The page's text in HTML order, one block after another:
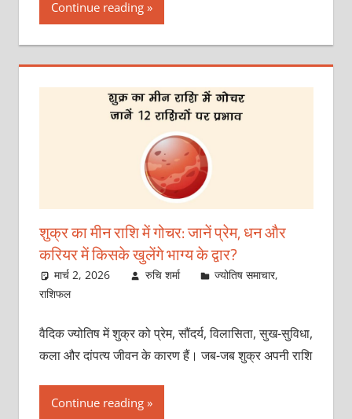
Continue reading
शुक्र का मीन राशि में गोचर: जानें प्रेम, धन और
करियर में किसके खुलेंगे भाग्य के द्वार?
मार्च 2, 2026 रुचि शर्मा ज्योतिष समाचार,
राशिफल
वैदिक ज्योतिष में शुक्र को प्रेम, सौंदर्य, विलासिता, सुख-सुविधा,
कला और दांपत्य जीवन के कारण हैं। जब-जब शुक्र अपनी राशि
Continue reading